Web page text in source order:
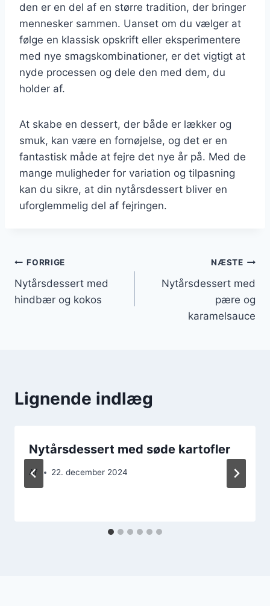
den er en del af en større tradition, der bringer
mennesker sammen. Uanset om du vælger at
følge en klassisk opskrift eller eksperimentere
med nye smagskombinationer, er det vigtigt at
nyde processen og dele den med dem, du
holder af.
At skabe en dessert, der både er lækker og
smuk, kan være en fornøjelse, og det er en
fantastisk måde at fejre det nye år på. Med de
mange muligheder for variation og tilpasning
kan du sikre, at din nytårsdessert bliver en
uforglemmelig del af fejringen.
Indlægsnavigation
FORRIGE
Nytårsdessert med
hindbær og kokos
NÆSTE
Nytårsdessert med
pære og
karamelsauce
Lignende indlæg
Nytårsdessert med søde kartofler
Af 22. december 2024